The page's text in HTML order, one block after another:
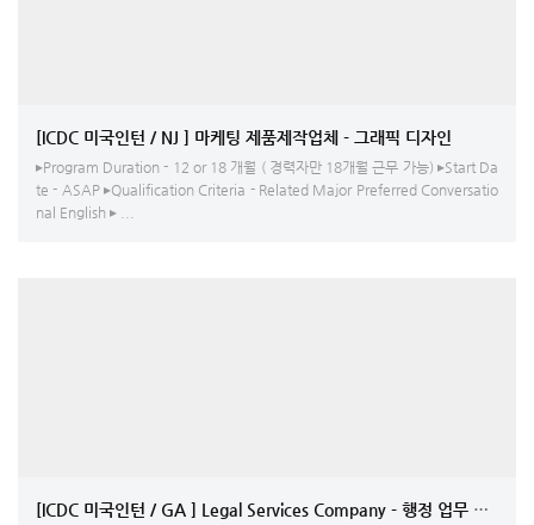
[ICDC 미국인턴 / NJ ] 마케팅 제품제작업체 - 그래픽 디자인
▸Program Duration - 12 or 18 개월 ( 경력자만 18개월 근무 가능) ▸Start Da
te - ASAP ▸Qualification Criteria - Related Major Preferred Conversatio
nal English ▸ ...
[ICDC 미국인턴 / GA ] Legal Services